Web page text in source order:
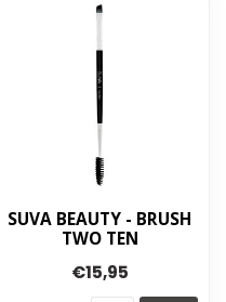
SUVA BEAUTY - BRUSH
TWO TEN
€15,95